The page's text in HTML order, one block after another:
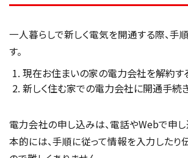
一人暮らしで新しく電気を開通する際、手
す。
現在お住まいの家の電力会社を解約す
新しく住む家での電力会社に開通手続
電力会社の申し込みは、電話やWebで申し
本的には、手順に従って情報を入力したり